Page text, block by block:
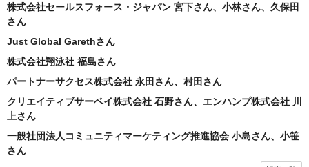
株式会社セールスフォース・ジャパン 宮下さん、小林さん、久保田
さん
Just Global Garethさん
株式会社翔泳社 福島さん
パートナーサクセス株式会社 永田さん、村田さん
クリエイティブサーベイ株式会社 石野さん、エンハンプ株式会社 川
上さん
一般社団法人コミュニティマーケティング推進協会 小島さん、小笹
さん